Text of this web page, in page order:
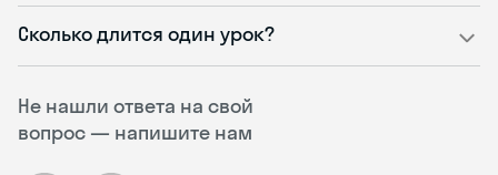
Не нашли ответа на свой
вопрос — напишите нам
Сколько длится один урок?